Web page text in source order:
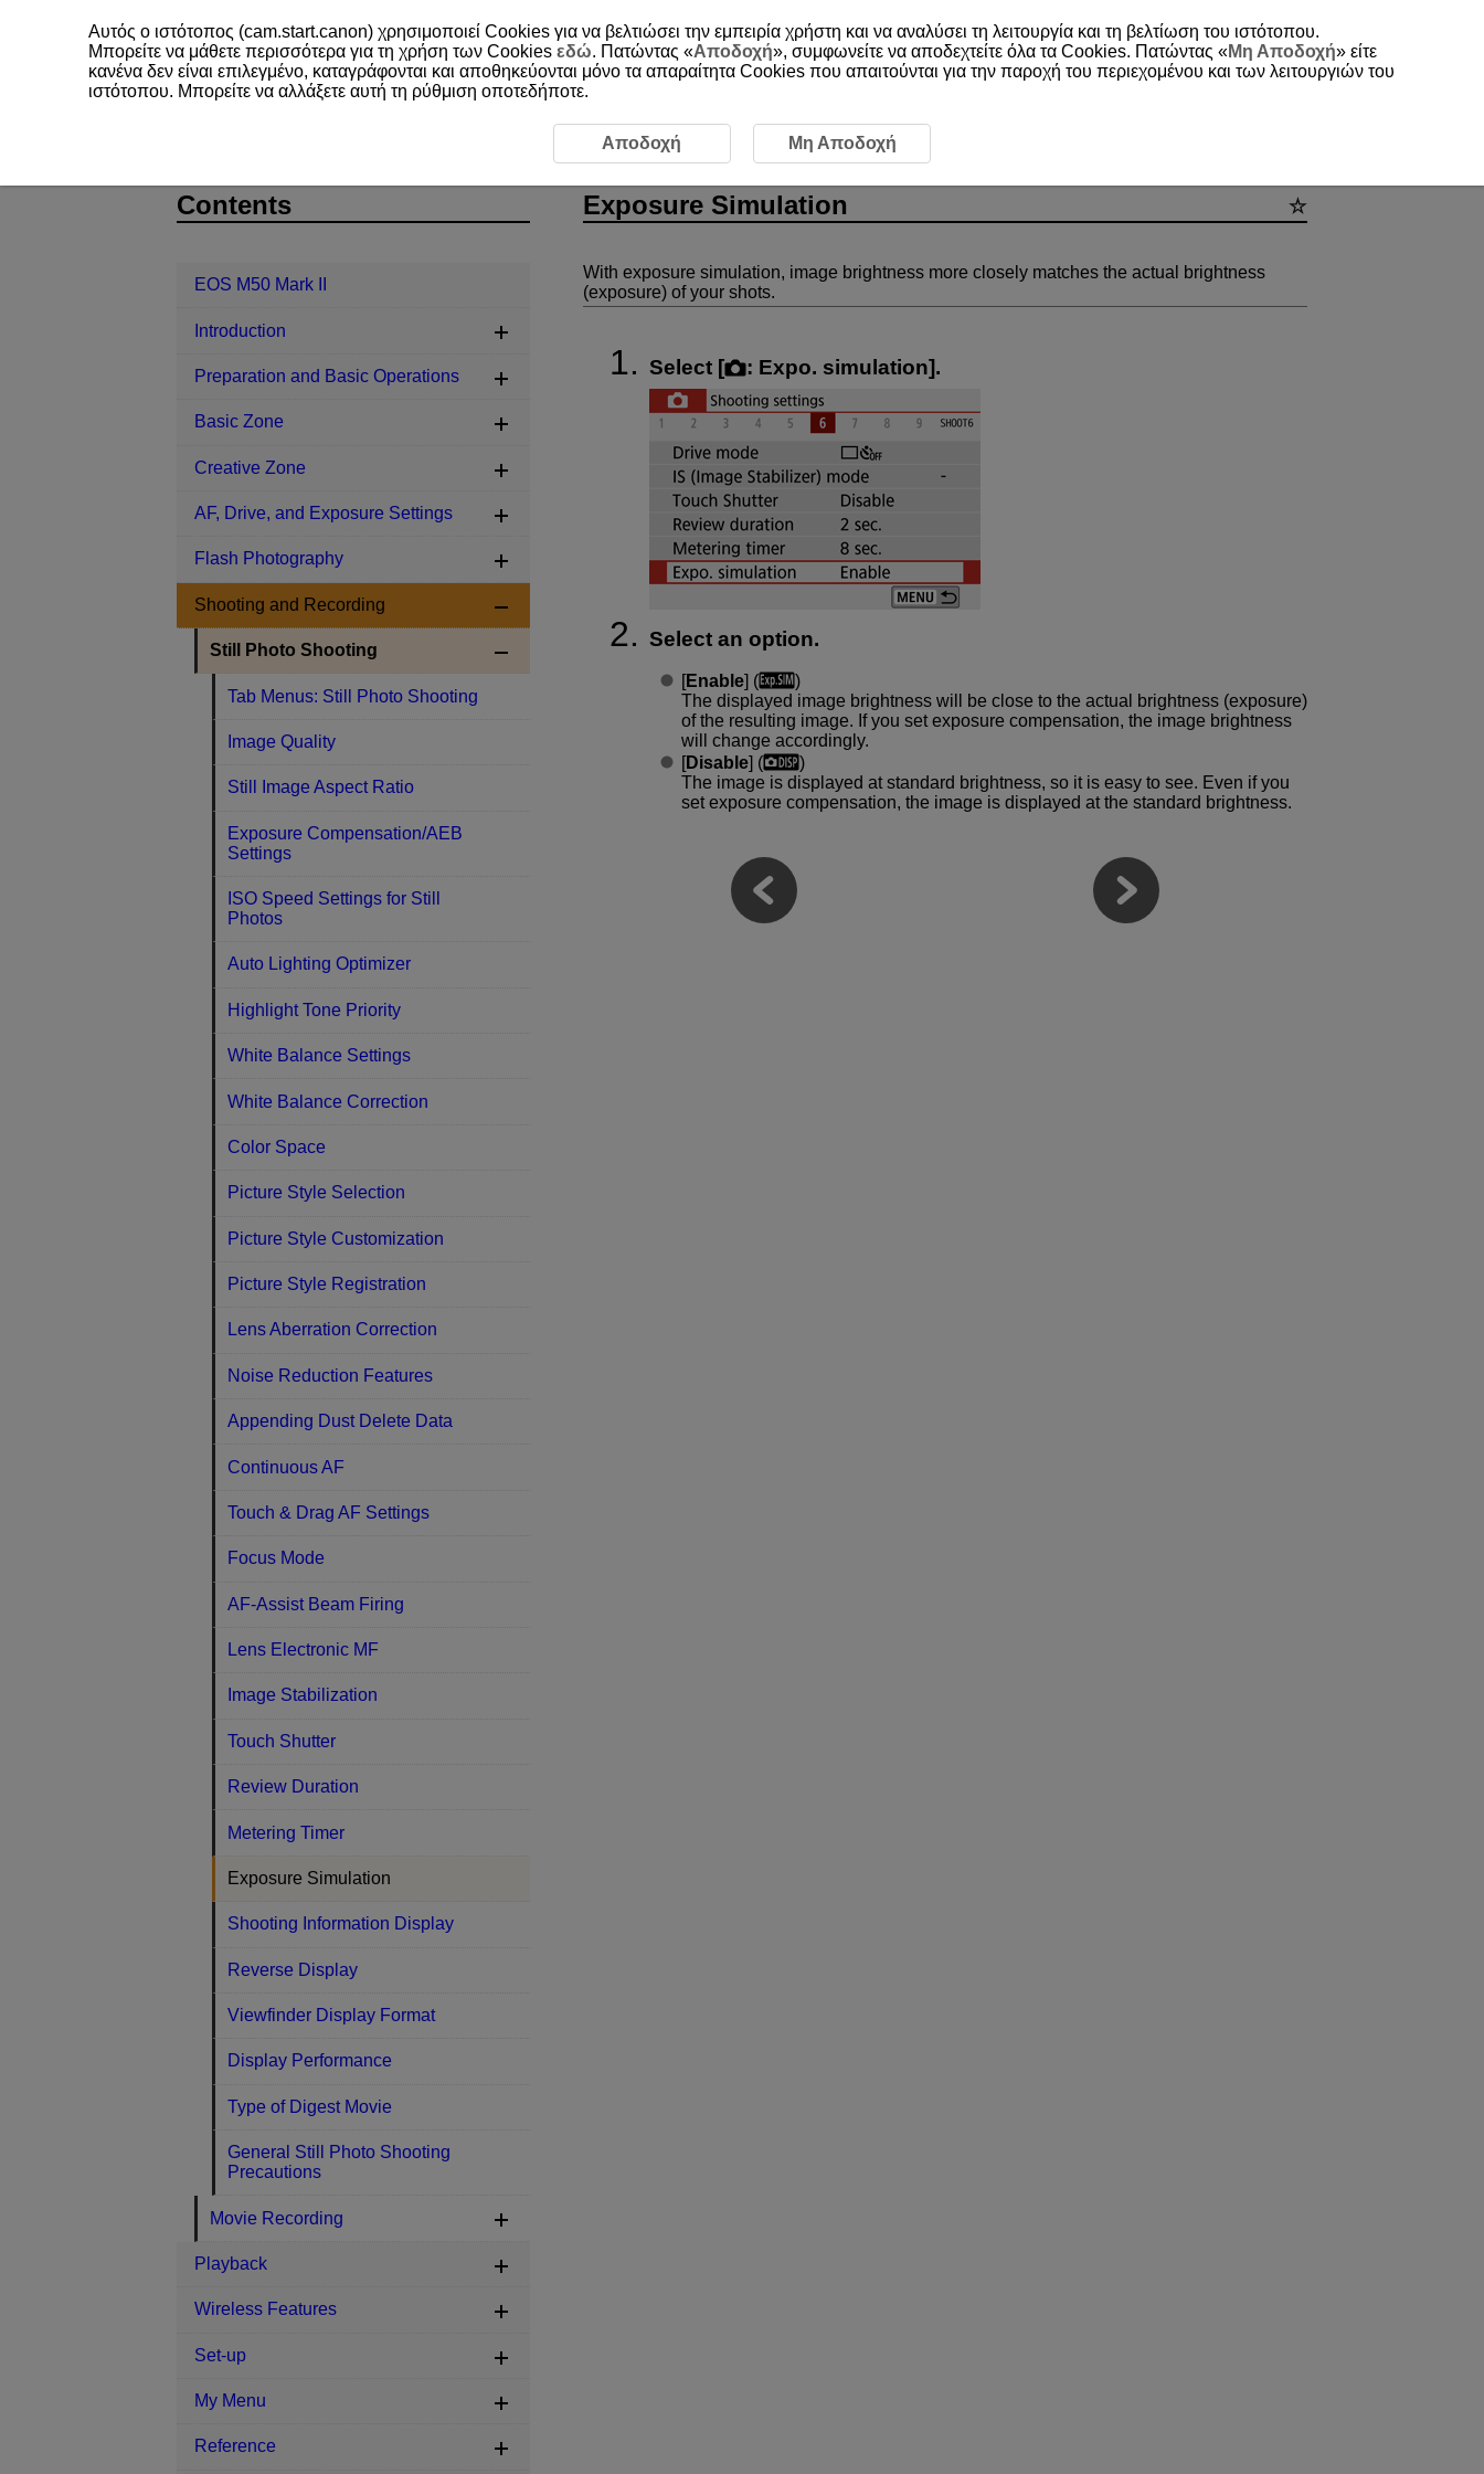
EOS M50 Mark II Shooting and Recording
Exposure Simulation
With exposure simulation, image brightness more closely matches the actual brightness
(exposure) of your shots.
Select [ : Expo. simulation].
Select an option.
[Enable] (
)
The displayed image brightness will be close to the actual brightness (exposure)
of the resulting image. If you set exposure compensation, the image brightness
will change accordingly.
[Disable] (
)
The image is displayed at standard brightness, so it is easy to see. Even if you
set exposure compensation, the image is displayed at the standard brightness.
Contents
EOS M50 Mark II
Introduction
Preparation and Basic Operations
Basic Zone
Creative Zone
AF, Drive, and Exposure Settings
Flash Photography
Shooting and Recording
Still Photo Shooting
Tab Menus: Still Photo Shooting
Image Quality
Still Image Aspect Ratio
Exposure Compensation/AEB
Settings
ISO Speed Settings for Still
Photos
Auto Lighting Optimizer
Highlight Tone Priority
White Balance Settings
White Balance Correction
Color Space
Picture Style Selection
Picture Style Customization
Picture Style Registration
Lens Aberration Correction
Noise Reduction Features
Appending Dust Delete Data
Continuous AF
Touch & Drag AF Settings
Focus Mode
AF-Assist Beam Firing
Lens Electronic MF
Image Stabilization
Touch Shutter
Review Duration
Metering Timer
Exposure Simulation
Shooting Information Display
Reverse Display
Viewfinder Display Format
Display Performance
Type of Digest Movie
General Still Photo Shooting
Precautions
Movie Recording
Playback
Wireless Features
Set-up
My Menu
Reference
Αυτός ο ιστότοπος (cam.start.canon) χρησιμοποιεί Cookies για να βελτιώσει την εμπειρία χρήστη και να αναλύσει τη λειτουργία και τη βελτίωση του ιστότοπου.
Μπορείτε να μάθετε περισσότερα για τη χρήση των Cookies εδώ. Πατώντας «Αποδοχή», συμφωνείτε να αποδεχτείτε όλα τα Cookies. Πατώντας «Μη Αποδοχή» είτε
κανένα δεν είναι επιλεγμένο, καταγράφονται και αποθηκεύονται μόνο τα απαραίτητα Cookies που απαιτούνται για την παροχή του περιεχομένου και των λειτουργιών του
ιστότοπου. Μπορείτε να αλλάξετε αυτή τη ρύθμιση οποτεδήποτε.
Αποδοχή Μη Αποδοχή